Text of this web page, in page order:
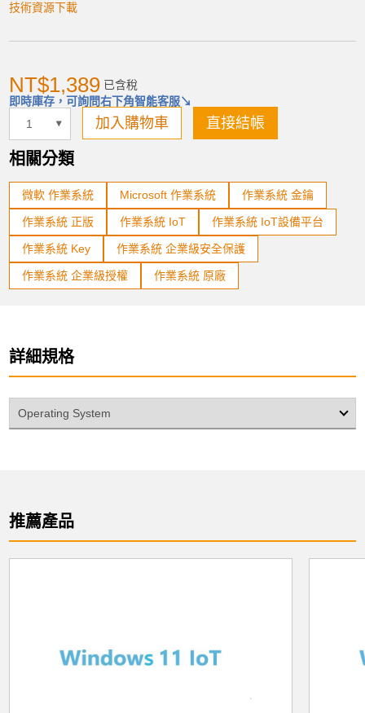
技術資源下載
NT$1,389 已含稅
即時庫存，可詢問右下角智能客服↘
加入購物車 直接結帳
加入購物車
產品已加入購物車
相關分類
微軟 作業系統 Microsoft 作業系統 作業系統 金鑰
作業系統 正版 作業系統 IoT 作業系統 IoT設備平台
作業系統 Key 作業系統 企業級安全保護
作業系統 企業級授權 作業系統 原廠
詳細規格
Operating System
推薦產品